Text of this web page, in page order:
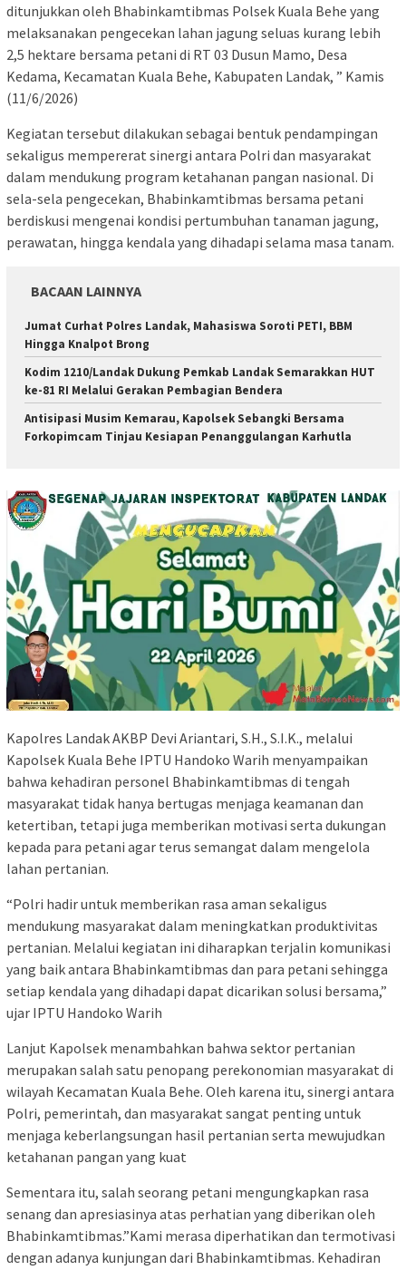
ditunjukkan oleh Bhabinkamtibmas Polsek Kuala Behe yang
melaksanakan pengecekan lahan jagung seluas kurang lebih
2,5 hektare bersama petani di RT 03 Dusun Mamo, Desa
Kedama, Kecamatan Kuala Behe, Kabupaten Landak, ” Kamis
(11/6/2026)
Kegiatan tersebut dilakukan sebagai bentuk pendampingan
sekaligus mempererat sinergi antara Polri dan masyarakat
dalam mendukung program ketahanan pangan nasional. Di
sela-sela pengecekan, Bhabinkamtibmas bersama petani
berdiskusi mengenai kondisi pertumbuhan tanaman jagung,
perawatan, hingga kendala yang dihadapi selama masa tanam.
BACAAN LAINNYA
Jumat Curhat Polres Landak, Mahasiswa Soroti PETI, BBM
Hingga Knalpot Brong
Kodim 1210/Landak Dukung Pemkab Landak Semarakkan HUT
ke-81 RI Melalui Gerakan Pembagian Bendera
Antisipasi Musim Kemarau, Kapolsek Sebangki Bersama
Forkopimcam Tinjau Kesiapan Penanggulangan Karhutla
Kapolres Landak AKBP Devi Ariantari, S.H., S.I.K., melalui
Kapolsek Kuala Behe IPTU Handoko Warih menyampaikan
bahwa kehadiran personel Bhabinkamtibmas di tengah
masyarakat tidak hanya bertugas menjaga keamanan dan
ketertiban, tetapi juga memberikan motivasi serta dukungan
kepada para petani agar terus semangat dalam mengelola
lahan pertanian.
“Polri hadir untuk memberikan rasa aman sekaligus
mendukung masyarakat dalam meningkatkan produktivitas
pertanian. Melalui kegiatan ini diharapkan terjalin komunikasi
yang baik antara Bhabinkamtibmas dan para petani sehingga
setiap kendala yang dihadapi dapat dicarikan solusi bersama,”
ujar IPTU Handoko Warih
Lanjut Kapolsek menambahkan bahwa sektor pertanian
merupakan salah satu penopang perekonomian masyarakat di
wilayah Kecamatan Kuala Behe. Oleh karena itu, sinergi antara
Polri, pemerintah, dan masyarakat sangat penting untuk
menjaga keberlangsungan hasil pertanian serta mewujudkan
ketahanan pangan yang kuat
Sementara itu, salah seorang petani mengungkapkan rasa
senang dan apresiasinya atas perhatian yang diberikan oleh
Bhabinkamtibmas.”Kami merasa diperhatikan dan termotivasi
dengan adanya kunjungan dari Bhabinkamtibmas. Kehadiran